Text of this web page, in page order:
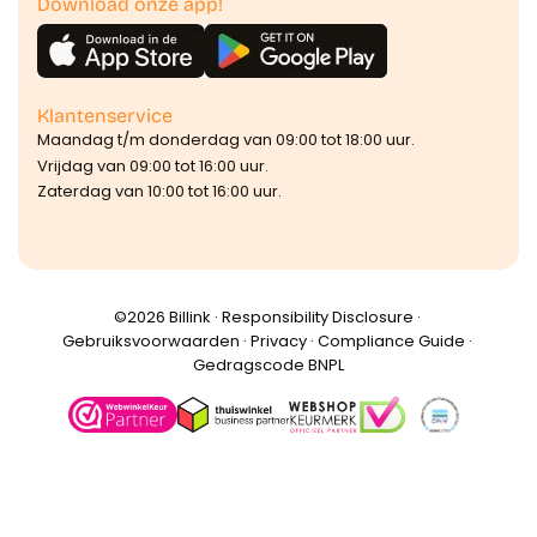
Klantenservice
Maandag t/m donderdag van 09:00 tot 18:00 uur.
Vrijdag van 09:00 tot 16:00 uur.
Zaterdag van 10:00 tot 16:00 uur.
©️2026 Billink · Responsibility Disclosure ·
Gebruiksvoorwaarden · Privacy· Compliance Guide ·
Gedragscode BNPL